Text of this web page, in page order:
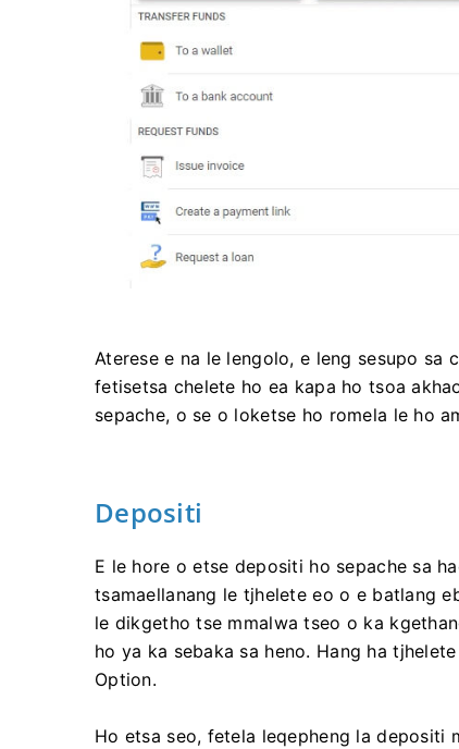
Aterese e na le lengolo, e leng sesupo sa
fetisetsa chelete ho ea kapa ho tsoa
sepache, o se o loketse ho romela le ho
Depositi
E le hore o etse depositi ho sepache sa
tsamaellanang le tjhelete eo o e batlang
le dikgetho tse mmalwa tseo o ka
ho ya ka sebaka sa heno. Hang ha
Option.
Ho etsa seo, fetela leqepheng la depositi